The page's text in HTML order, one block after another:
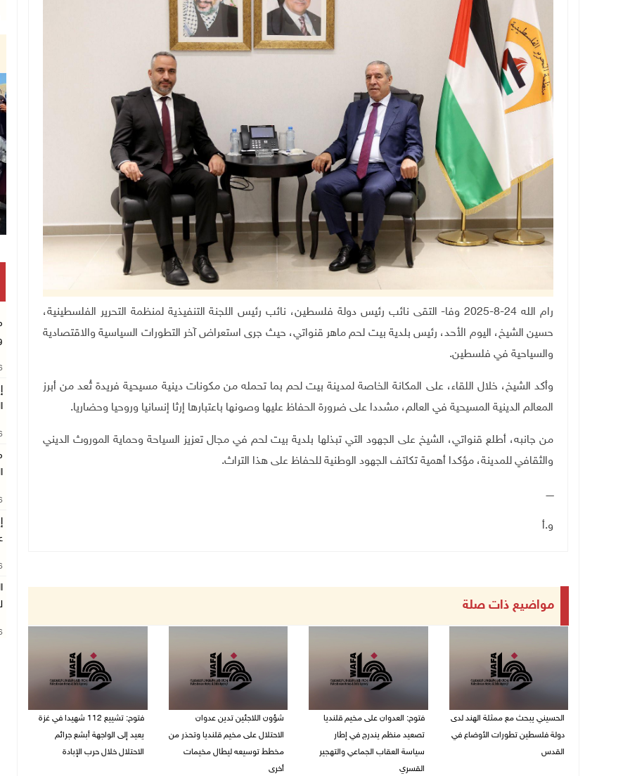
رام الله 24-8-2025 وفا- التقى نائب رئيس دولة فلسطين، نائب رئيس اللجنة التنفيذية لمنظمة التحرير الفلسطينية،
حسين الشيخ، اليوم الأحد، رئيس بلدية بيت لحم ماهر قنواتي، حيث جرى استعراض آخر التطورات السياسية والاقتصادية
والسياحية في فلسطين.
وأكد الشيخ، خلال اللقاء، على المكانة الخاصة لمدينة بيت لحم بما تحمله من مكونات دينية مسيحية فريدة تُعد من أبرز
المعالم الدينية المسيحية في العالم، مشددا على ضرورة الحفاظ عليها وصونها باعتبارها إرثا إنسانيا وروحيا وحضاريا.
من جانبه، أطلع قنواتي، الشيخ على الجهود التي تبذلها بلدية بيت لحم في مجال تعزيز السياحة وحماية الموروث الديني
والثقافي للمدينة، مؤكدا أهمية تكاتف الجهود الوطنية للحفاظ على هذا التراث.
ـــــ
و.أ
مواضيع ذات صلة
الحسيني يبحث مع ممثلة الهند لدى
دولة فلسطين تطورات الأوضاع في
القدس
فتوح: العدوان على مخيم قلنديا
تصعيد منظم يندرج في إطار
سياسة العقاب الجماعي والتهجير
القسري
شؤون اللاجئين تدين عدوان
الاحتلال على مخيم قلنديا وتحذر من
مخطط توسيعه ليطال مخيمات
أخرى
فتوح: تشييع 112 شهيدا في غزة
يعيد إلى الواجهة أبشع جرائم
الاحتلال خلال حرب الإبادة